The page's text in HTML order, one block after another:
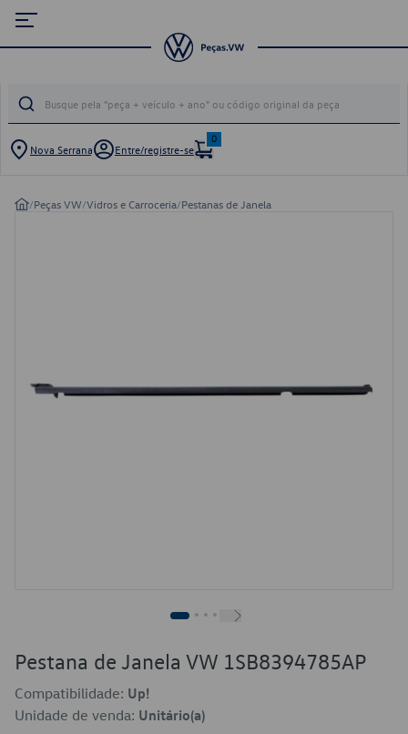
Nova Serrana Entre/registre-se
0
/Peças VW/Vidros e Carroceria/Pestanas de Janela
Pestana de Janela VW 1SB8394785AP
Compatibilidade: Up!
Unidade de venda: Unitário(a)